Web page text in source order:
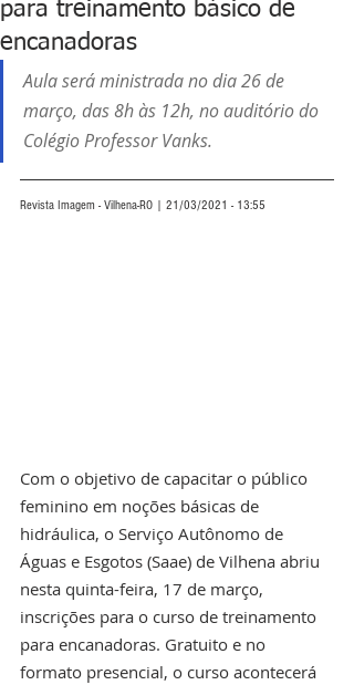
para treinamento básico de
encanadoras
Aula será ministrada no dia 26 de
março, das 8h às 12h, no auditório do
Colégio Professor Vanks.
Revista Imagem - Vilhena-RO | 21/03/2021 - 13:55
Com o objetivo de capacitar o público
feminino em noções básicas de
hidráulica, o Serviço Autônomo de
Águas e Esgotos (Saae) de Vilhena abriu
nesta quinta-feira, 17 de março,
inscrições para o curso de treinamento
para encanadoras. Gratuito e no
formato presencial, o curso acontecerá